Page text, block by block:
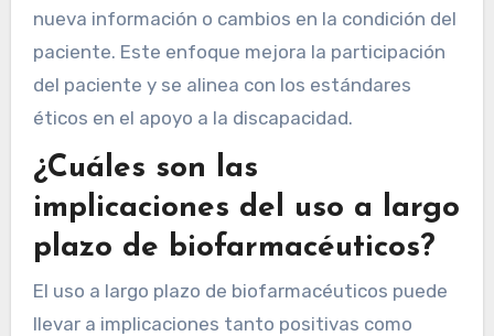
nueva información o cambios en la condición del
paciente. Este enfoque mejora la participación
del paciente y se alinea con los estándares
éticos en el apoyo a la discapacidad.
¿Cuáles son las
implicaciones del uso a largo
plazo de biofarmacéuticos?
El uso a largo plazo de biofarmacéuticos puede
llevar a implicaciones tanto positivas como